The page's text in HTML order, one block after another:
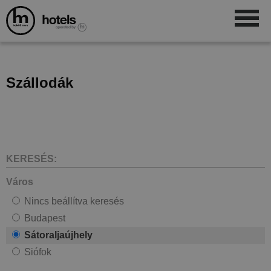
Szállodák
KERESÉS:
Város
Nincs beállítva keresés
Budapest
Sátoraljaújhely
Siófok